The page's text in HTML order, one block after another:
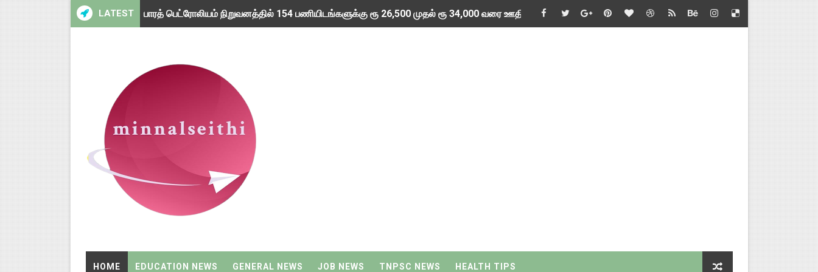
LATEST பாரத் பெட்ரோலியம் நிறுவனத்தில் 154 பணியிடங்களுக்கு ரூ 26,500 முதல் ரூ 34,000 வரை ஊதியத்தில் வேலை வாய்ப்பு..!
முகத்திற்கு சன்ஸ்கிரீன் முக்கியமா அல்லது மாய்ஸ்சரைசர் முக்கியமா?
எய்ம்ஸ் மருத்துவமனையில் 2,218 பணியிடங்களுக்கு ரூ.44,900 முதல் ரூ.1,42,400 வரை வேலை வாய்ப்பு..!
சைனிக் பள்ளியில் 4 பாடங்களுக்கு முதுகலை மற்றும் இளங்கலை பட்டதாரி ஆசிரியர்களுக்கான நிரந்தர வேலை வாய்ப்பு..!
சுவையான, மணமான சிக்கன் கிரேவி செய்வது எப்படி?
பல்கலைக்கழகங்களுக்கு இடையேயான முடுக்கி மையத்தில் ரூ 35,400 முதல் ரூ 1,12,400 வரை ஊதியத்தில் வேலை வாய்ப்பு
ஆசிரியர் தேர்வு வாரியம் மூலம் விரைவில் 2 ஆயிரம் பட்டதாரி ஆசிரியர்கள் மற்றும் ஆசிரியர் பயிற்றுநர்களை நியமிக்க பள்ளிக்கல்வித்துறை முடிவு
HOME EDUCATION NEWS GENERAL NEWS JOB NEWS TNPSC NEWS HEALTH TIPS